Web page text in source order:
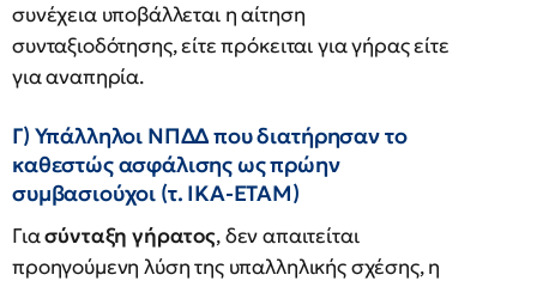
συνέχεια υποβάλλεται η αίτηση
συνταξιοδότησης, είτε πρόκειται για γήρας είτε
για αναπηρία.
Γ) Υπάλληλοι ΝΠΔΔ που διατήρησαν το
καθεστώς ασφάλισης ως πρώην
συμβασιούχοι (τ. ΙΚΑ-ΕΤΑΜ)
Γιασύνταξη γήρατος, δεν απαιτείται
προηγούμενη λύση της υπαλληλικής σχέσης, η